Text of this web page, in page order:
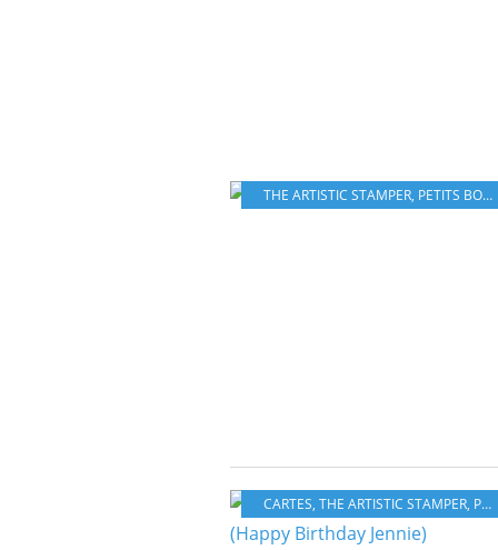
THE ARTISTIC STAMPER, PETITS BOUTS
CARTES, THE ARTISTIC STAMPER, PETITS BOUTS